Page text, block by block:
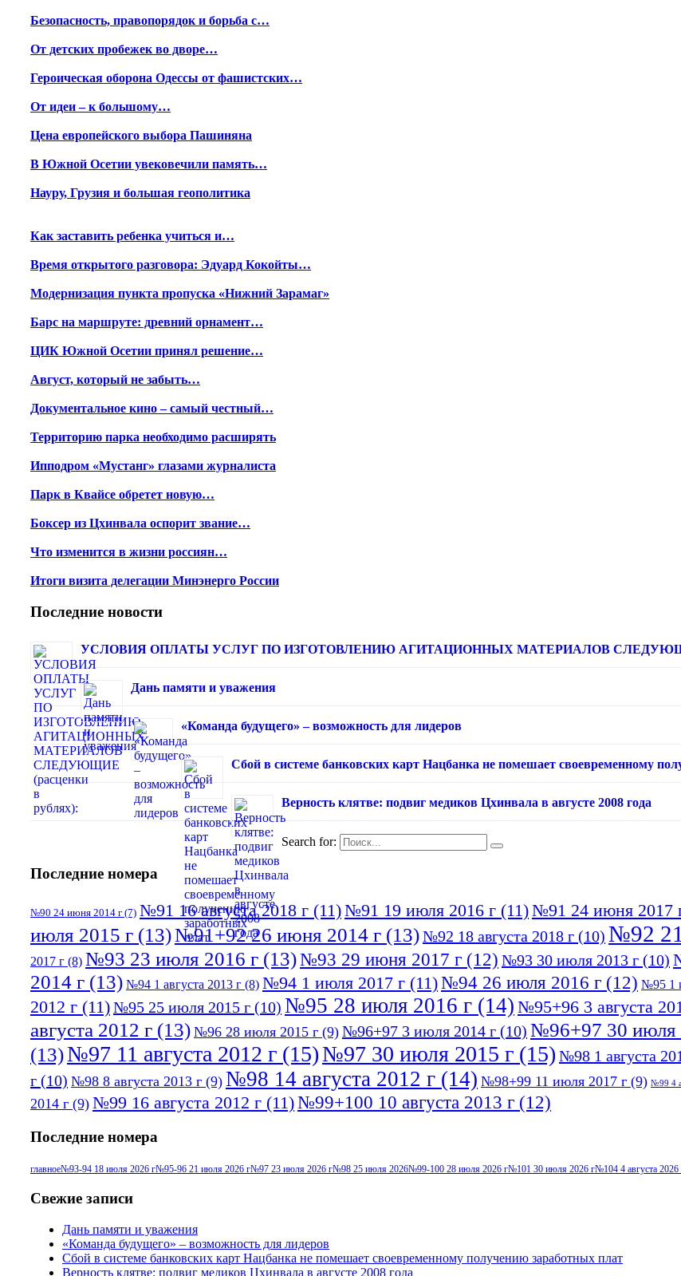
Безопасность, правопорядок и борьба с…
От детских пробежек во дворе…
Героическая оборона Одессы от фашистских…
От идеи – к большому…
Цена европейского выбора Пашиняна
В Южной Осетии увековечили память…
Науру, Грузия и большая геополитика
Как заставить ребенка учиться и…
Время открытого разговора: Эдуард Кокойты…
Модернизация пункта пропуска «Нижний Зарамаг»
Барс на маршруте: древний орнамент…
ЦИК Южной Осетии принял решение…
Август, который не забыть…
Документальное кино – самый честный…
Территорию парка необходимо расширять
Ипподром «Мустанг» глазами журналиста
Парк в Квайсе обретет новую…
Боксер из Цхинвала оспорит звание…
Что изменится в жизни россиян…
Итоги визита делегации Минэнерго России
Последние новости
УСЛОВИЯ ОПЛАТЫ УСЛУГ ПО ИЗГОТОВЛЕНИЮ АГИТАЦИОННЫХ МАТЕРИАЛОВ СЛЕДУЮЩИЕ
Дань памяти и уважения
«Команда будущего» – возможность для лидеров
Сбой в системе банковских карт Нацбанка не помешает своевременному
Верность клятве: подвиг медиков Цхинвала в августе 2008 года
Search for:
Последние номера
№90 24 июня 2014 г (7) №91 16 августа 2018 г (11)№91 19 июля 2016 г (11)№91 24 июня 2017
июля 2015 г (13)№91+92 26 июня 2014 г (13)№92 18 августа 2018 г (10) №92
2017 г (8) №93 23 июля 2016 г (13)№93 29 июня 2017 г (12) №93 30 июля 2013 г (10)
2014 г (13) №94 1 августа 2013 г (8) №94 1 июля 2017 г (11)№94 26 июля 2016 г (12) №95 1
2012 г (11)№95 25 июля 2015 г (10) №95 28 июля 2016 г (14) №95+96 3 августа
августа 2012 г (13) №96 28 июля 2015 г (9) №96+97 3 июля 2014 г (10) №96+97 30 июля
(13)№97 11 августа 2012 г (15)№97 30 июля 2015 г (15) №98 1 августа
г (10) №98 8 августа 2013 г (9) №98 14 августа 2012 г (14) №98+99 11 июля 2017 г (9) №99 4
2014 г (9) №99 16 августа 2012 г (11)№99+100 10 августа 2013 г (12)
Последние номера
главное№93-94 18 июля 2026 г№95-96 21 июля 2026 г№97 23 июля 2026 г№98 25 июля 2026№99-100 28 июля 2026 г№101 30 июля 2026 г№104 4 августа 2026
Свежие записи
Дань памяти и уважения
«Команда будущего» – возможность для лидеров
Сбой в системе банковских карт Нацбанка не помешает своевременному получению заработных плат
Верность клятве: подвиг медиков Цхинвала в августе 2008 года